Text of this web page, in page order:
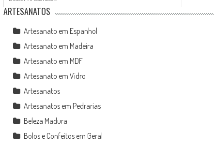
ARTESANATOS
Artesanato em Espanhol
Artesanato em Madeira
Artesanato em MDF
Artesanato em Vidro
Artesanatos
Artesanatos em Pedrarias
Beleza Madura
Bolos e Confeitos em Geral